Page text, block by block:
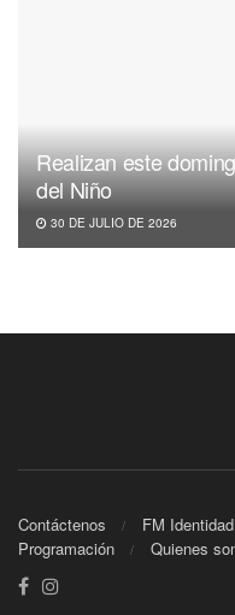
Realizan este
del Niño
30 DE JULIO DE 2026
Contáctenos FM
Programación
Quienes